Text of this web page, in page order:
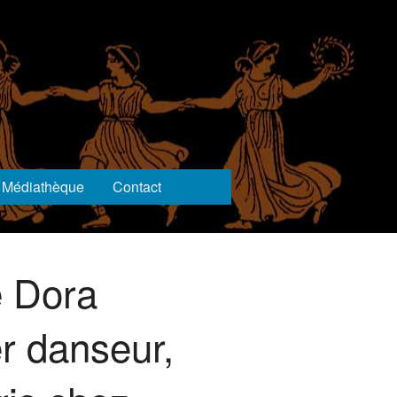
Médiathèque Contact
Dora
danseur,